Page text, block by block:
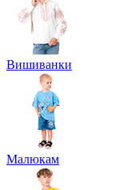
Вишиванки
Малюкам